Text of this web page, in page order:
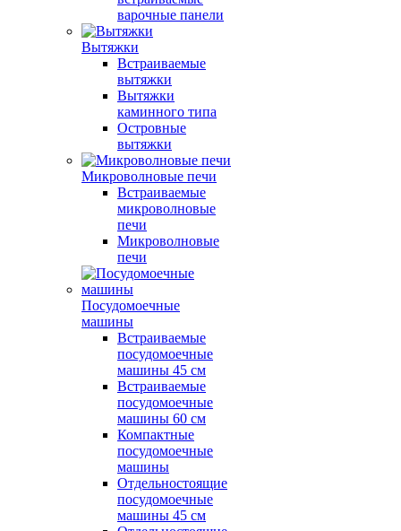
варочные панели
Вытяжки
Встраиваемые
вытяжки
Вытяжки
каминного типа
Островные
вытяжки
Микроволновые печи
Встраиваемые
микроволновые
печи
Микроволновые
печи
Посудомоечные
машины
Встраиваемые
посудомоечные
машины 45 см
Встраиваемые
посудомоечные
машины 60 см
Компактные
посудомоечные
машины
Отдельностоящие
посудомоечные
машины 45 см